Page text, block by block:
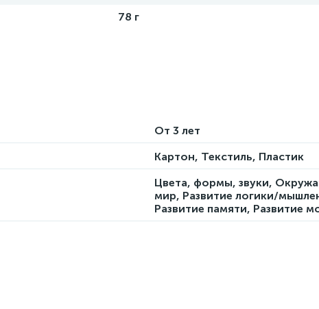
78 г
От 3 лет
Картон, Текстиль, Пластик
Цвета, формы, звуки,
мир, Развитие логики/
Развитие памяти, Развитие